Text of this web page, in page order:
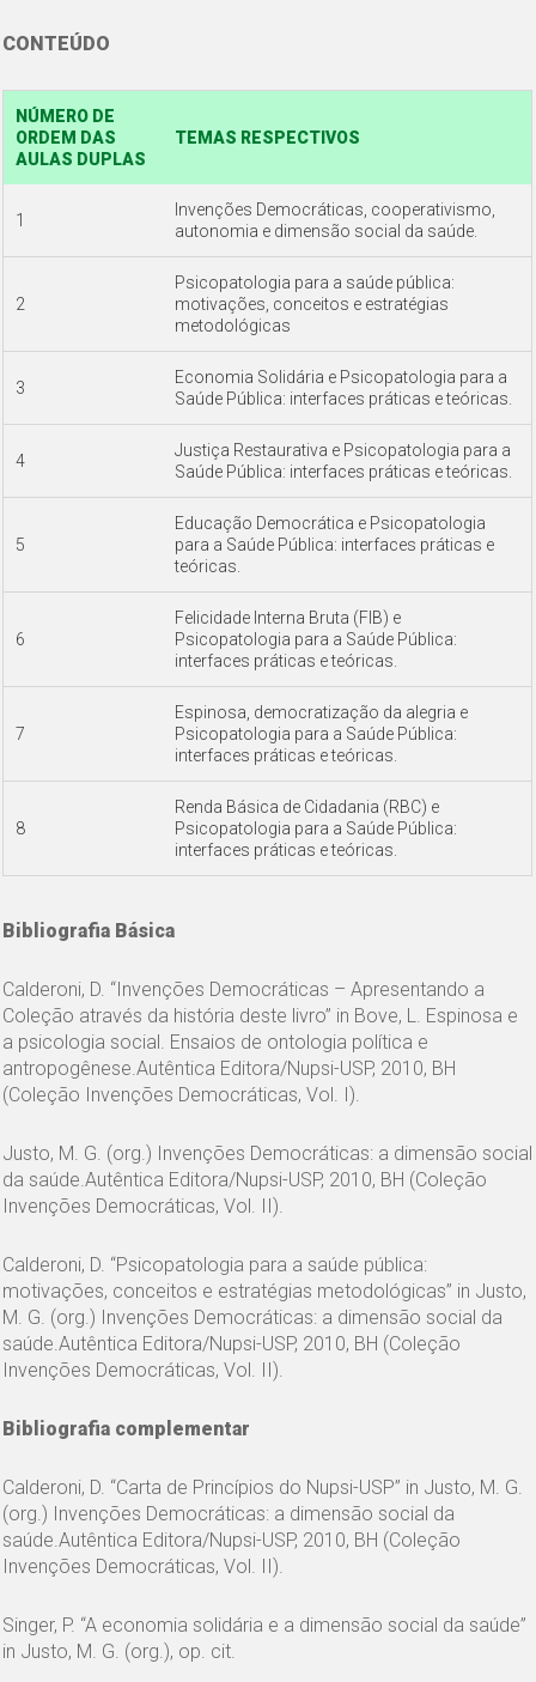
CONTEÚDO
NÚMERO DE
ORDEM DAS
AULAS DUPLAS
TEMAS RESPECTIVOS
1
Invenções Democráticas, cooperativismo,
autonomia e dimensão social da saúde.
2
Psicopatologia para a saúde pública:
motivações, conceitos e estratégias
metodológicas
3
Economia Solidária e Psicopatologia para a
Saúde Pública: interfaces práticas e teóricas.
4
Justiça Restaurativa e Psicopatologia para a
Saúde Pública: interfaces práticas e teóricas.
5
Educação Democrática e Psicopatologia
para a Saúde Pública: interfaces práticas e
teóricas.
6
Felicidade Interna Bruta (FIB) e
Psicopatologia para a Saúde Pública:
interfaces práticas e teóricas.
7
Espinosa, democratização da alegria e
Psicopatologia para a Saúde Pública:
interfaces práticas e teóricas.
8
Renda Básica de Cidadania (RBC) e
Psicopatologia para a Saúde Pública:
interfaces práticas e teóricas.
Bibliografia Básica
Calderoni, D. “Invenções Democráticas – Apresentando a
Coleção através da história deste livro” in Bove, L. Espinosa e
a psicologia social. Ensaios de ontologia política e
antropogênese.Autêntica Editora/Nupsi-USP, 2010, BH
(Coleção Invenções Democráticas, Vol. I).
Justo, M. G. (org.) Invenções Democráticas: a dimensão social
da saúde.Autêntica Editora/Nupsi-USP, 2010, BH (Coleção
Invenções Democráticas, Vol. II).
Calderoni, D. “Psicopatologia para a saúde pública:
motivações, conceitos e estratégias metodológicas” in Justo,
M. G. (org.) Invenções Democráticas: a dimensão social da
saúde.Autêntica Editora/Nupsi-USP, 2010, BH (Coleção
Invenções Democráticas, Vol. II).
Bibliografia complementar
Calderoni, D. “Carta de Princípios do Nupsi-USP” in Justo, M. G.
(org.) Invenções Democráticas: a dimensão social da
saúde.Autêntica Editora/Nupsi-USP, 2010, BH (Coleção
Invenções Democráticas, Vol. II).
Singer, P. “A economia solidária e a dimensão social da saúde”
in Justo, M. G. (org.), op. cit.